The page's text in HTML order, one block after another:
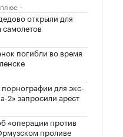
открыли для
погибли во время
для экс-
2» запросили арест
«операции против
проливе